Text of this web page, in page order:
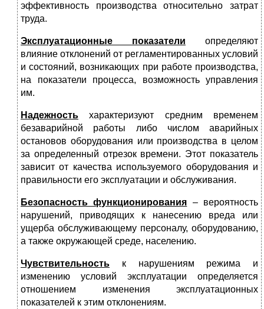
эффективность производства относительно затрат
труда.
Эксплуатационные показатели определяют
влияние отклонений от регламентированных условий
и состояний, возникающих при работе производства,
на показатели процесса, возможность управления
им.
Надежность характеризуют средним временем
безаварийной работы либо числом аварийных
остановов оборудования или производства в целом
за определенный отрезок времени. Этот показатель
зависит от качества используемого оборудования и
правильности его эксплуатации и обслуживания.
Безопасность функционирования – вероятность
нарушений, приводящих к нанесению вреда или
ущерба обслуживающему персоналу, оборудованию,
а также окружающей среде, населению.
Чувствительность к нарушениям режима и
изменению условий эксплуатации определяется
отношением изменения эксплуатационных
показателей к этим отклонениям.